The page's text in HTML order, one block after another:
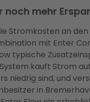
noch mehr
Stromkosten an
mit Enter
typische
kauft Strom
niedrig sind, und
in